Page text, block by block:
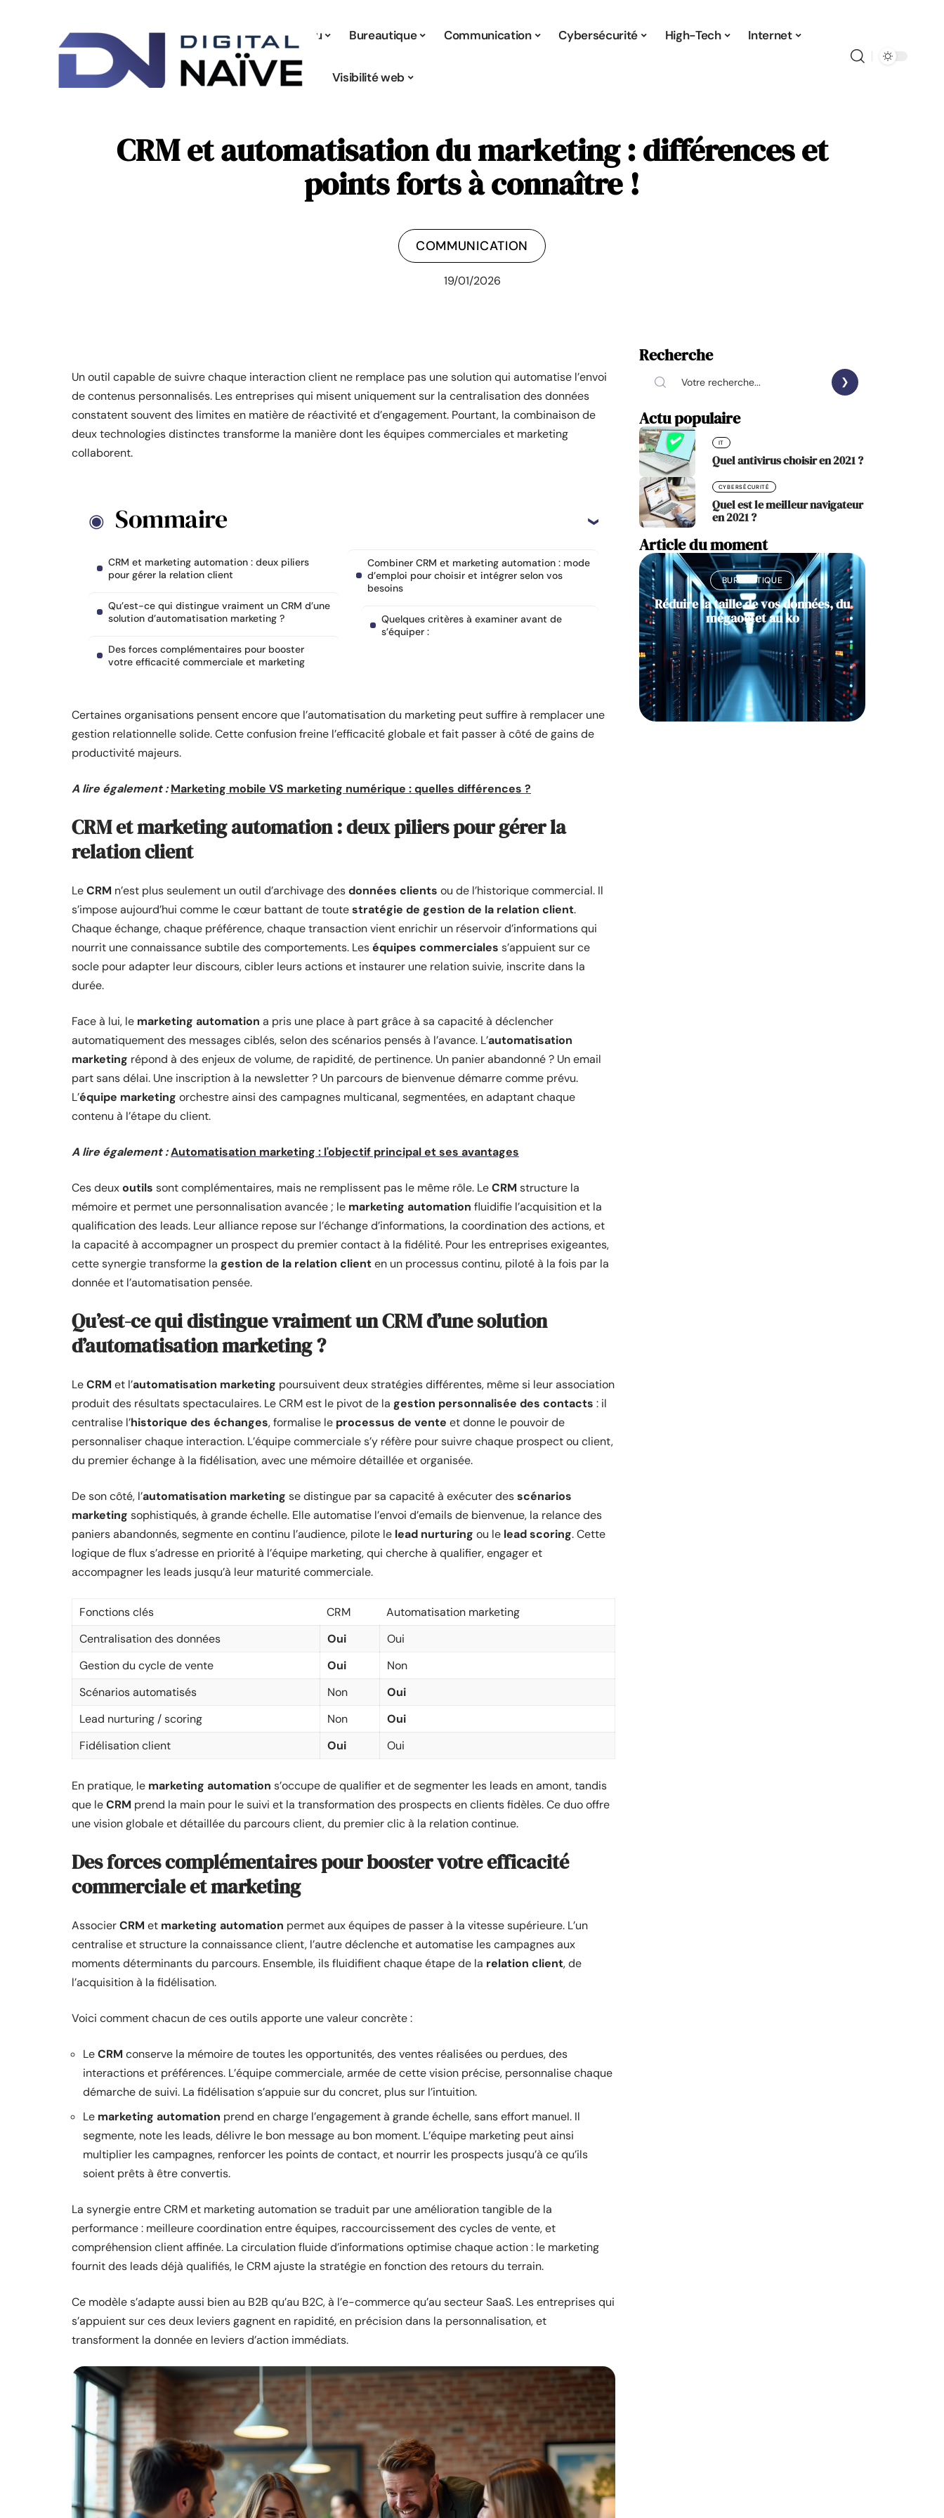
Actu Bureautique Communication Cybersécurité High-Tech Internet
IT Visibilité web
CRM et automatisation du marketing : différences et
points forts à connaître !
COMMUNICATION
19/01/2026
Un outil capable de suivre chaque interaction client ne remplace pas une solution qui automatise l’envoi
de contenus personnalisés. Les entreprises qui misent uniquement sur la centralisation des données
constatent souvent des limites en matière de réactivité et d’engagement. Pourtant, la combinaison de
deux technologies distinctes transforme la manière dont les équipes commerciales et marketing
collaborent.
Sommaire
CRM et marketing automation : deux piliers
pour gérer la relation client
Qu’est-ce qui distingue vraiment un CRM d’une
solution d’automatisation marketing ?
Des forces complémentaires pour booster
votre efficacité commerciale et marketing
Combiner CRM et marketing automation : mode
d’emploi pour choisir et intégrer selon vos
besoins
Quelques critères à examiner avant de
s’équiper :
Certaines organisations pensent encore que l’automatisation du marketing peut suffire à remplacer une
gestion relationnelle solide. Cette confusion freine l’efficacité globale et fait passer à côté de gains de
productivité majeurs.
A lire également : Marketing mobile VS marketing numérique : quelles différences ?
CRM et marketing automation : deux piliers pour gérer la
relation client
LeCRM n’est plus seulement un outil d’archivage desdonnées clients ou de l’historique commercial. Il
s’impose aujourd’hui comme le cœur battant de toutestratégie de gestion de la relation client.
Chaque échange, chaque préférence, chaque transaction vient enrichir un réservoir d’informations qui
nourrit une connaissance subtile des comportements. Leséquipes commerciales s’appuient sur ce
socle pour adapter leur discours, cibler leurs actions et instaurer une relation suivie, inscrite dans la
durée.
Face à lui, le marketing automation a pris une place à part grâce à sa capacité à déclencher
automatiquement des messages ciblés, selon des scénarios pensés à l’avance. L’automatisation
marketing répond à des enjeux de volume, de rapidité, de pertinence. Un panier abandonné ? Un email
part sans délai. Une inscription à la newsletter ? Un parcours de bienvenue démarre comme prévu.
L’équipe marketing orchestre ainsi des campagnes multicanal, segmentées, en adaptant chaque
contenu à l’étape du client.
A lire également :Automatisation marketing : l'objectif principal et ses avantages
Ces deuxoutils sont complémentaires, mais ne remplissent pas le même rôle. LeCRM structure la
mémoire et permet une personnalisation avancée ; le marketing automation fluidifie l’acquisition et la
qualification des leads. Leur alliance repose sur l’échange d’informations, la coordination des actions, et
la capacité à accompagner un prospect du premier contact à la fidélité. Pour les entreprises exigeantes,
cette synergie transforme la gestion de la relation clienten un processus continu, piloté à la fois par la
donnée et l’automatisation pensée.
Qu’est-ce qui distingue vraiment un CRM d’une solution
d’automatisation marketing ?
LeCRM et l’automatisation marketing poursuivent deux stratégies différentes, même si leur association
produit des résultats spectaculaires. Le CRM est le pivot de la gestion personnalisée des contacts : il
centralise l’historique des échanges, formalise le processus de vente et donne le pouvoir de
personnaliser chaque interaction. L’équipe commerciale s’y réfère pour suivre chaque prospect ou client,
du premier échange à la fidélisation, avec une mémoire détaillée et organisée.
De son côté, l’automatisation marketing se distingue par sa capacité à exécuter desscénarios
marketing sophistiqués, à grande échelle. Elle automatise l’envoi d’emails de bienvenue, la relance des
paniers abandonnés, segmente en continu l’audience, pilote le lead nurturing ou le lead scoring. Cette
logique de flux s’adresse en priorité à l’équipe marketing, qui cherche à qualifier, engager et
accompagner les leads jusqu’à leur maturité commerciale.
Fonctions clés CRM
Automatisation marketing
Centralisation des données
Oui
Oui
Gestion du cycle de vente
Oui
Non
Scénarios automatisés
Non
Oui
Lead nurturing / scoring
Non
Oui
Fidélisation client
Oui Oui
En pratique, le marketing automation s’occupe de qualifier et de segmenter les leads en amont, tandis
que leCRM prend la main pour le suivi et la transformation des prospects en clients fidèles. Ce duo offre
une vision globale et détaillée du parcours client, du premier clic à la relation continue.
Des forces complémentaires pour booster votre efficacité
commerciale et marketing
AssocierCRM et marketing automation permet aux équipes de passer à la vitesse supérieure. L’un
centralise et structure la connaissance client, l’autre déclenche et automatise les campagnes aux
moments déterminants du parcours. Ensemble, ils fluidifient chaque étape de la relation client, de
l’acquisition à la fidélisation.
Voici comment chacun de ces outils apporte une valeur concrète :
LeCRM conserve la mémoire de toutes les opportunités, des ventes réalisées ou perdues, des
interactions et préférences. L’équipe commerciale, armée de cette vision précise, personnalise chaque
démarche de suivi. La fidélisation s’appuie sur du concret, plus sur l’intuition.
Le marketing automation prend en charge l’engagement à grande échelle, sans effort manuel. Il
segmente, note les leads, délivre le bon message au bon moment. L’équipe marketing peut ainsi
multiplier les campagnes, renforcer les points de contact, et nourrir les prospects jusqu’à ce qu’ils
soient prêts à être convertis.
La synergie entre CRM et marketing automation se traduit par une amélioration tangible de la
performance : meilleure coordination entre équipes, raccourcissement des cycles de vente, et
compréhension client affinée. La circulation fluide d’informations optimise chaque action : le marketing
fournit des leads déjà qualifiés, le CRM ajuste la stratégie en fonction des retours du terrain.
Ce modèle s’adapte aussi bien au B2B qu’au B2C, à l’e-commerce qu’au secteur SaaS. Les entreprises qui
s’appuient sur ces deux leviers gagnent en rapidité, en précision dans la personnalisation, et
transforment la donnée en leviers d’action immédiats.
Recherche
Actu populaire
IT
Quel antivirus choisir en 2021 ?
CYBERSÉCURITÉ
Quel est le meilleur navigateur
en 2021 ?
Article du moment
BUREAUTIQUE
Réduire la taille de vos données, du
mégaoctet au ko